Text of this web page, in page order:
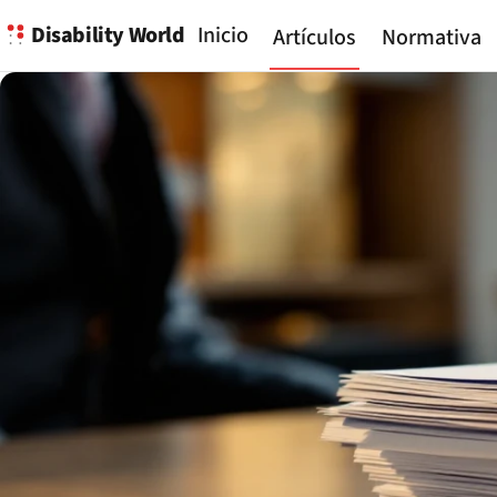
Disability World Inicio Artículos Normativa